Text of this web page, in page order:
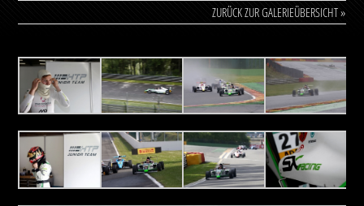
ZURÜCK ZUR GALERIEÜBERSICHT »